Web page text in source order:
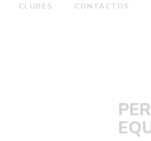
CLUBES CONTACTOS